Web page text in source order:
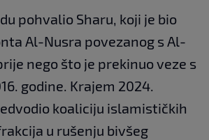
pohvalio Sharu, koji je bio
Al-Nusra povezanog s Al-
nego što je prekinuo veze s
godine. Krajem 2024.
koaliciju islamističkih
u rušenju bivšeg